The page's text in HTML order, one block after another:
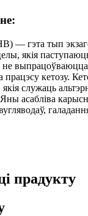
— гэта тып
якія
выпрацоўваюцца
працэсу кетозу.
якія служаць
Яны асабліва
прадукту